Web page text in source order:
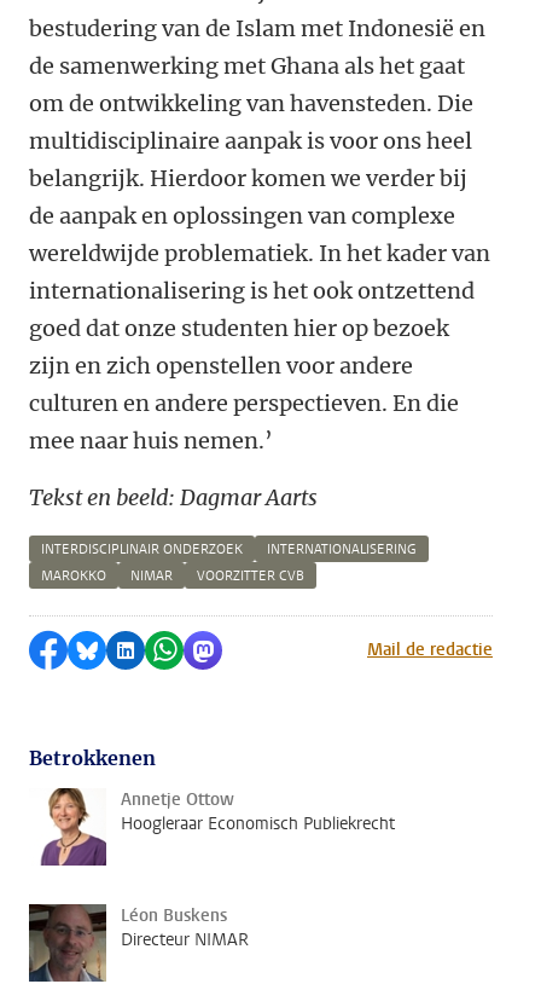
bestudering van de Islam met Indonesië en
de samenwerking met Ghana als het gaat
om de ontwikkeling van havensteden. Die
multidisciplinaire aanpak is voor ons heel
belangrijk. Hierdoor komen we verder bij
de aanpak en oplossingen van complexe
wereldwijde problematiek. In het kader van
internationalisering is het ook ontzettend
goed dat onze studenten hier op bezoek
zijn en zich openstellen voor andere
culturen en andere perspectieven. En die
mee naar huis nemen.’
Tekst en beeld: Dagmar Aarts
INTERDISCIPLINAIR ONDERZOEK
INTERNATIONALISERING
MAROKKO
NIMAR VOORZITTER CVB
Delen op Facebook
Delen via Bluesky
Delen op LinkedIn
Delen via WhatsApp
Delen via MastodonMail de redactie
Betrokkenen
Annetje Ottow
Hoogleraar Economisch Publiekrecht
Léon Buskens
Directeur NIMAR